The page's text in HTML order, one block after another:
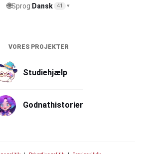
🌐Sprog: Dansk 41 ▾
VORES PROJEKTER
Studiehjælp
Godnathistorier